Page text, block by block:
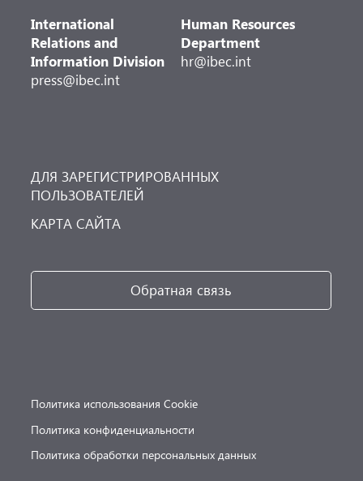
International
Relations and
Information Division
press@ibec.int
Human Resources
Department
hr@ibec.int
ДЛЯ ЗАРЕГИСТРИРОВАННЫХ
ПОЛЬЗОВАТЕЛЕЙ
КАРТА САЙТА
Обратная связь
Политика использования Cookie
Политика конфиденциальности
Политика обработки персональных данных